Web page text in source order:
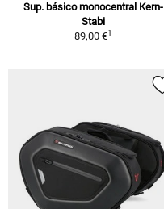
Sup. básico monocentral Kern-
Stabi
89,00 €1